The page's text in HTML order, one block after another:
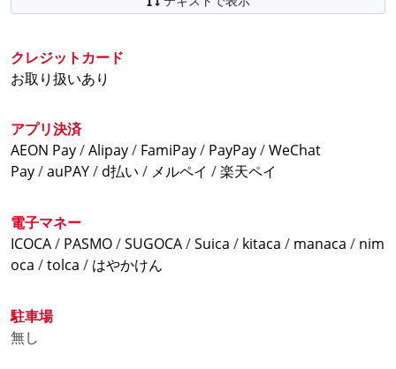
開始時間の2時間前に届きます。)
https://doretoru.jiqoo.jp/reservation/index/
e-amusement for NetCafe導入
当店ゲーミングPC「39～41番席」「63、64番席」
ミラブルゼロあります‼
女性シャワールーム(131番席)男性シャワールーム(132
に待望の「ミラブルゼロ」を導入しました。
通常料金
※7/31(金)18時～、ダーツ・完全個室・シャワーの料金改
◆オープン席◆※パソコン設置はしていません。
250円(税込)/30分
◆ブース席◆
◆完全個室エリア◆
380円(税込)/30分
◆ダーツ席◆
※週末【金18時以降、土日祝日】ダーツ1人利用のみ
精算金額プラス220円(税込)
延長料金
※7/31(金)18時～、ダーツ・完全個室・シャワーの料金改
延長料金
◆オープン席◆※パソコン設置はしていません。
60円(税込)/10分
◆ブース席◆
◆完全個室エリア◆
130円(税込)/10分
◆ダーツ◆
パック料金
※7/31(金)18時～、ダーツ・完全個室・シャワーの料金改
お得な学割実施中!入店時、遠隔接客スタッフに学生証提示
で終日席料金20%OFF
パック料金
3時間パック ¥1,220(税込)
6時間パック ¥2,030(税込)
9時間パック ¥2,740(税込)
24時間パック ¥4,590(税込)
6時間ナイトパック ¥1,930(税込)
クレジットカード
お取り扱いあり
アプリ決済
AEON Pay/Alipay/ FamiPay/ PayPay/WeChat
Pay/auPAY/ d払い / メルペイ /楽天ペイ
電子マネー
ICOCA/ PASMO/SUGOCA/Suica / kitaca / manaca / nim
oca /tolca / はやかけん
駐車場
無し